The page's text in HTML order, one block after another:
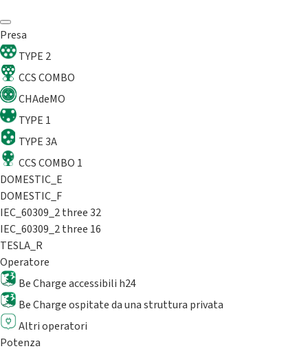
Presa
TYPE 2
CCS COMBO
CHAdeMO
TYPE 1
TYPE 3A
CCS COMBO 1
DOMESTIC_E
DOMESTIC_F
IEC_60309_2 three 32
IEC_60309_2 three 16
TESLA_R
Operatore
Be Charge accessibili h24
Be Charge ospitate da una struttura privata
Altri operatori
Potenza